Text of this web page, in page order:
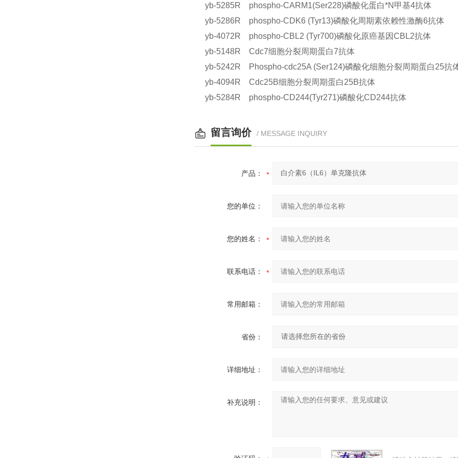
yb-5285R phospho-CARM1(Ser228)磷酸化蛋白*N甲基4抗体
yb-5286R phospho-CDK6 (Tyr13)磷酸化周期素依赖性激酶6抗体
yb-4072R phospho-CBL2 (Tyr700)磷酸化原癌基因CBL2抗体
yb-5148R Cdc7细胞分裂周期蛋白7抗体
yb-5242R Phospho-cdc25A (Ser124)磷酸化细胞分裂周期蛋白25抗
yb-4094R Cdc25B细胞分裂周期蛋白25B抗体
yb-5284R phospho-CD244(Tyr271)磷酸化CD244抗体
留言询价 / MESSAGE INQUIRY
产品：
您的单位：
您的姓名：
联系电话：
常用邮箱：
省份：
详细地址：
补充说明：